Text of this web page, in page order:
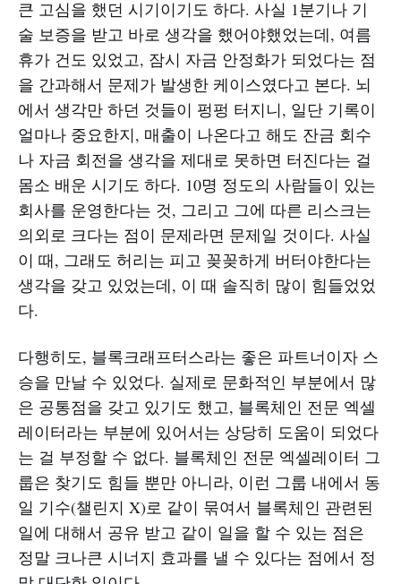
큰 고심을 했던 시기이기도 하다. 사실 1분기나 기
술 보증을 받고 바로 생각을 했어야했었는데, 여름
휴가 건도 있었고, 잠시 자금 안정화가 되었다는 점
을 간과해서 문제가 발생한 케이스였다고 본다. 뇌
에서 생각만 하던 것들이 펑펑 터지니, 일단 기록이
얼마나 중요한지, 매출이 나온다고 해도 잔금 회수
나 자금 회전을 생각을 제대로 못하면 터진다는 걸
몸소 배운 시기도 하다. 10명 정도의 사람들이 있는
회사를 운영한다는 것, 그리고 그에 따른 리스크는
의외로 크다는 점이 문제라면 문제일 것이다. 사실
이 때, 그래도 허리는 피고 꽂꽂하게 버터야한다는
생각을 갖고 있었는데, 이 때 솔직히 많이 힘들었었
다.
다행히도, 블록크래프터스라는 좋은 파트너이자 스
승을 만날 수 있었다. 실제로 문화적인 부분에서 많
은 공통점을 갖고 있기도 했고, 블록체인 전문 엑셀
레이터라는 부분에 있어서는 상당히 도움이 되었다
는 걸 부정할 수 없다. 블록체인 전문 엑셀레이터 그
룹은 찾기도 힘들 뿐만 아니라, 이런 그룹 내에서 동
일 기수(챌린지 X)로 같이 묶여서 블록체인 관련된
일에 대해서 공유 받고 같이 일을 할 수 있는 점은
정말 크나큰 시너지 효과를 낼 수 있다는 점에서 정